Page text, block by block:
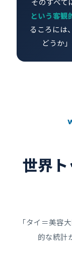
という客観
るころには
どうか
世界
「タイ＝美容
的な統計